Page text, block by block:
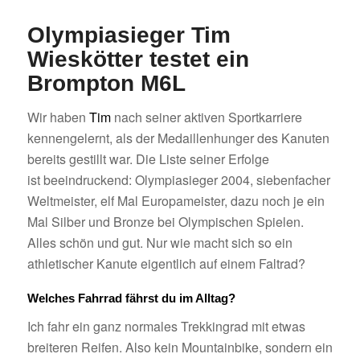
Olympiasieger Tim
Wieskötter testet ein
Brompton M6L
Wir haben Timnach seiner aktiven Sportkarriere
kennengelernt, als der Medaillenhunger des Kanuten
bereits gestillt war. Die Liste seiner Erfolge
ist beeindruckend: Olympiasieger 2004, siebenfacher
Weltmeister, elf Mal Europameister, dazu noch je ein
Mal Silber und Bronze bei Olympischen Spielen.
Alles schön und gut. Nur wie macht sich so ein
athletischer Kanute eigentlich auf einem Faltrad?
Welches Fahrrad fährst du im Alltag?
Ich fahr ein ganz normales Trekkingrad mit etwas
breiteren Reifen. Also kein Mountainbike, sondern ein